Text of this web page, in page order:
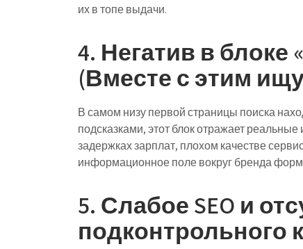
их в топе выдачи.
4. Негатив в
(Вместе с этим
В самом низу первой страницы поиска
подсказками, этот блок отражает
задержках зарплат, плохом качестве
информационное поле вокруг бренда
5. Слабое SEO и
подконтрольного